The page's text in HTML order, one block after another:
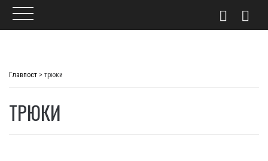
Главпост > трюки
ТРЮКИ